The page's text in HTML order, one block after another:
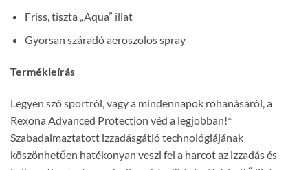
Friss, tiszta „Aqua” illat
Gyorsan száradó aeroszolos spray
Termékleírás
Legyen szó sportról, vagy a mindennapok rohanásáról, a
Rexona Advanced Protection véd a legjobban!*
Szabadalmaztatott izzadásgátló technológiájának
köszönhetően hatékonyan veszi fel a harcot az izzadás és